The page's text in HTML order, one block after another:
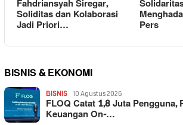
Fahdriansyah Siregar,
Soliditas dan Kolaborasi
Jadi Priori… Pers
BISNIS & EKONOMI
BISNIS 10 Agustus 2026
FLOQ Catat 1,8 Juta Pengguna,
Keuangan On-…